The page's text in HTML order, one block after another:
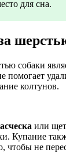
для сна.
собаки
помогает
колтунов.
или
Купание
чтобы не